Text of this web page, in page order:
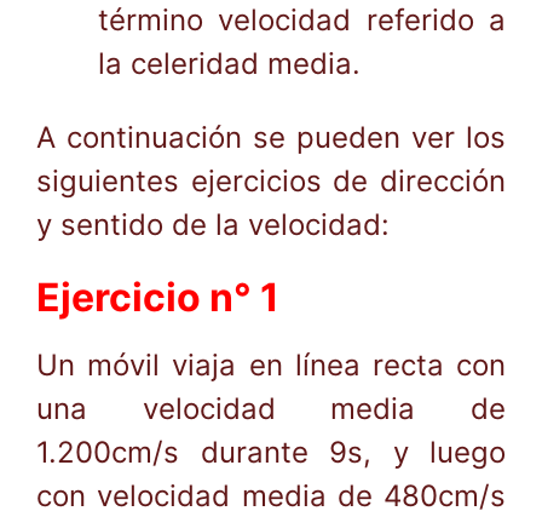
término velocidad referido a
la celeridad media.
A continuación se pueden ver los
siguientes ejercicios de dirección
y sentido de la velocidad:
Ejercicio n° 1
Un móvil viaja en línea recta con
una velocidad media de
1.200cm/s durante 9s, y luego
con velocidad media de 480cm/s